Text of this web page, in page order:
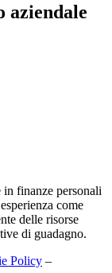
aziendale
finanze personali
come
delle risorse
di guadagno.
Policy –